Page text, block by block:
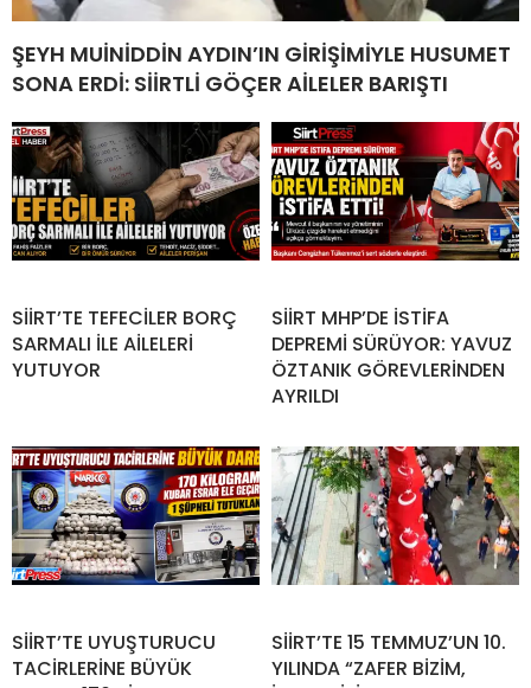
ŞEYH MUİNİDDİN AYDIN’IN GİRİŞİMİYLE HUSUMET
SONA ERDİ: SİİRTLİ GÖÇER AİLELER BARIŞTI
SİİRT’TE TEFECİLER BORÇ
SARMALI İLE AİLELERİ
YUTUYOR
SİİRT MHP’DE İSTİFA
DEPREMİ SÜRÜYOR: YAVUZ
ÖZTANIK GÖREVLERİNDEN
AYRILDI
SİİRT’TE UYUŞTURUCU
TACİRLERİNE BÜYÜK
SİİRT’TE 15 TEMMUZ’UN 10.
YILINDA “ZAFER BİZİM,